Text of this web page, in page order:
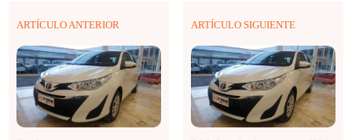
ARTÍCULO ANTERIOR ARTÍCULO SIGUIENTE